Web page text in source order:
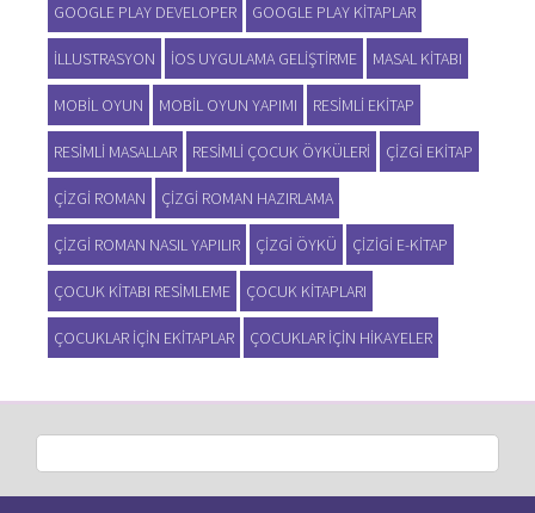
GOOGLE PLAY DEVELOPER GOOGLE PLAY KITAPLAR
ILLUSTRASYON IOS UYGULAMA GELIŞTIRME MASAL KITABI
MOBIL OYUN MOBIL OYUN YAPIMI RESIMLI EKITAP
RESIMLI MASALLAR RESIMLI ÇOCUK ÖYKÜLERI ÇIZGI EKITAP
ÇIZGI ROMAN ÇIZGI ROMAN HAZIRLAMA
ÇIZGI ROMAN NASIL YAPILIR ÇIZGI ÖYKÜ ÇIZIGI E-KITAP
ÇOCUK KITABI RESIMLEME ÇOCUK KITAPLARI
ÇOCUKLAR IÇIN EKITAPLAR ÇOCUKLAR IÇIN HIKAYELER